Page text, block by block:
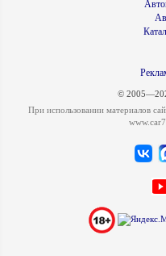
©
При использовании материалов